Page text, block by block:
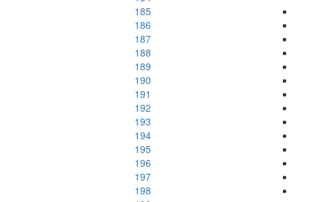
185
186
187
188
189
190
191
192
193
194
195
196
197
198